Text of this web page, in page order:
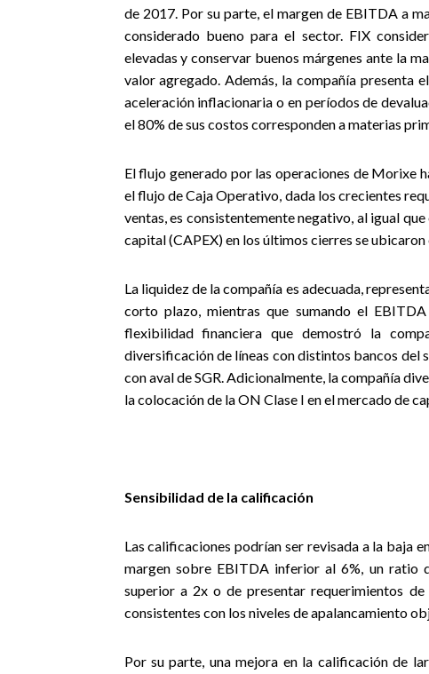
de 2017. Por su parte, el margen de EBITDA a
considerado bueno para el sector. FIX
elevadas y conservar buenos márgenes ante la
valor agregado. Además, la compañía presenta
aceleración inflacionaria o en períodos de
el 80% de sus costos corresponden a materias
El flujo generado por las operaciones de Morixe
el flujo de Caja Operativo, dada los crecientes
ventas, es consistentemente negativo, al igual
capital (CAPEX) en los últimos cierres se ubicaron
La liquidez de la compañía es adecuada,
corto plazo, mientras que sumando el
flexibilidad financiera que demostró la
diversificación de líneas con distintos bancos del
con aval de SGR. Adicionalmente, la compañía
la colocación de la ON Clase I en el mercado de
Sensibilidad de la calificación
Las calificaciones podrían ser revisada a la baja
margen sobre EBITDA inferior al 6%, un ratio
superior a 2x o de presentar requerimientos
consistentes con los niveles de apalancamiento
Por su parte, una mejora en la calificación de